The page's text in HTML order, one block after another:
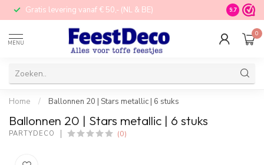
Gratis levering vanaf € 50,- (NL & BE) STORE in
9.7
MENU
0
Home / Ballonnen 20 | Stars metallic | 6 stuks
Ballonnen 20 | Stars metallic | 6 stuks
PARTYDECO (0)